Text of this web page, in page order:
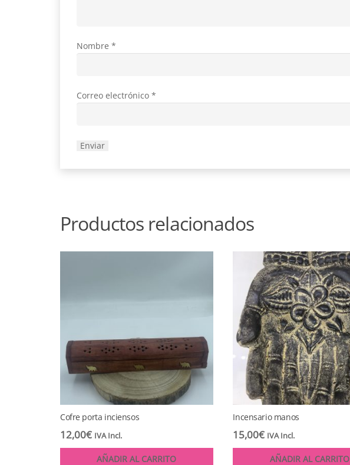
Nombre *
Correo electrónico *
Productos relacionados
Cofre porta inciensos
12,00€ IVA Incl.
AÑADIR AL CARRITO
Incensario manos
15,00€ IVA Incl.
AÑADIR AL CARRITO